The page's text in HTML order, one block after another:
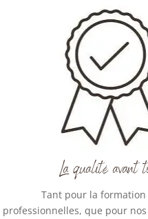
La qualité avant
Tant pour la formation
professionnelles, que pour